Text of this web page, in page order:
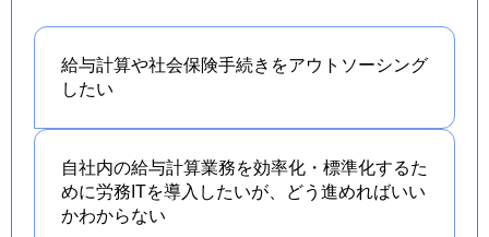
給与計算や社会保険手続きをアウトソーシング
したい
自社内の給与計算業務を効率化・標準化するた
めに労務ITを導入したいが、どう進めればいい
かわからない